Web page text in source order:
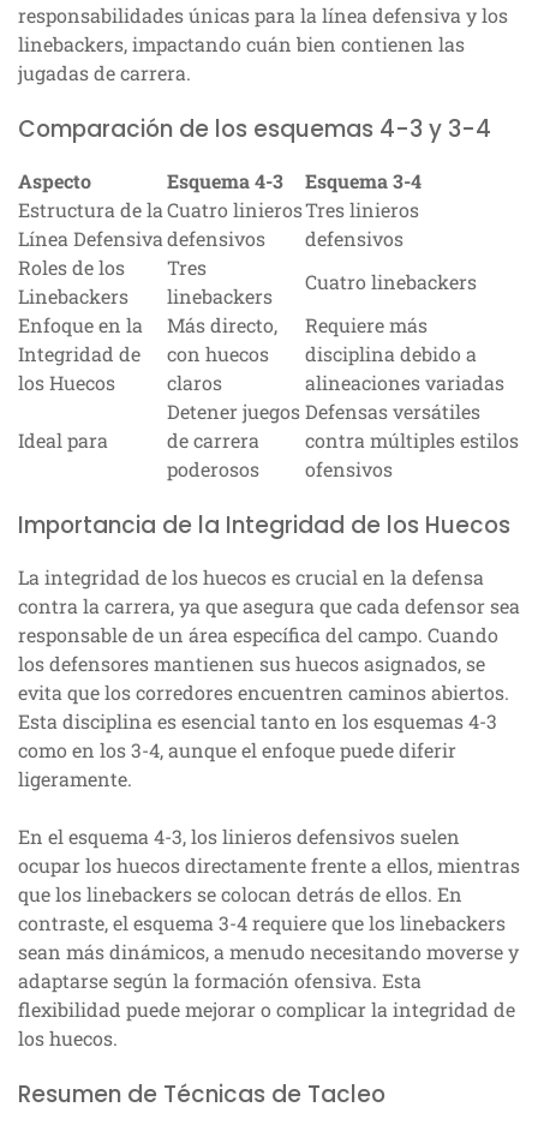
responsabilidades únicas para la línea defensiva y los
linebackers, impactando cuán bien contienen las
jugadas de carrera.
Comparación de los esquemas 4-3 y 3-4
Aspecto Esquema 4-3
Esquema 3-4
Estructura de la
Línea Defensiva
Cuatro linieros
defensivos
Tres linieros
defensivos
Roles de los
Linebackers
Tres
linebackers
Cuatro linebackers
Enfoque en la
Integridad de
los Huecos
Más directo,
con huecos
claros
Requiere más
disciplina debido a
alineaciones variadas
Ideal para
Detener juegos
de carrera
poderosos
Defensas versátiles
contra múltiples estilos
ofensivos
Importancia de la Integridad de los Huecos
La integridad de los huecos es crucial en la defensa
contra la carrera, ya que asegura que cada defensor sea
responsable de un área específica del campo. Cuando
los defensores mantienen sus huecos asignados, se
evita que los corredores encuentren caminos abiertos.
Esta disciplina es esencial tanto en los esquemas 4-3
como en los 3-4, aunque el enfoque puede diferir
ligeramente.
En el esquema 4-3, los linieros defensivos suelen
ocupar los huecos directamente frente a ellos, mientras
que los linebackers se colocan detrás de ellos. En
contraste, el esquema 3-4 requiere que los linebackers
sean más dinámicos, a menudo necesitando moverse y
adaptarse según la formación ofensiva. Esta
flexibilidad puede mejorar o complicar la integridad de
los huecos.
Resumen de Técnicas de Tacleo